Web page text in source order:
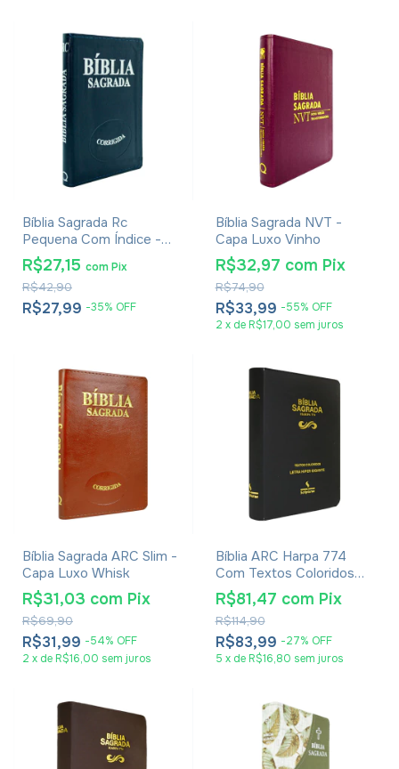
Bíblia Sagrada Rc
Pequena Com Índice -
Capa Luxo Azul
R$27,99 -35% OFF
R$42,90
R$27,15 comPix
Bíblia Sagrada NVT -
Capa Luxo Vinho
R$33,99 -55% OFF
R$74,90
R$32,97 com Pix
2 x de R$17,00 sem juros
Bíblia Sagrada ARC Slim -
Capa Luxo Whisk
R$31,99 -54% OFF
R$69,90
R$31,03 com Pix
2 x de R$16,00 sem juros
Bíblia ARC Harpa 774
Com Textos Coloridos
Letra Hipergigante -
Capa Preta Com Zíper
R$83,99 -27% OFF
R$114,90
R$81,47 com Pix
5 x de R$16,80 sem juros